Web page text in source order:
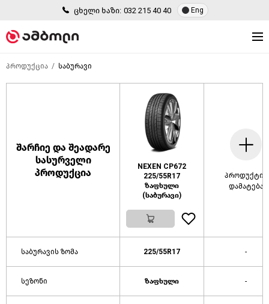
ცხელი ხაზი: 032 215 40 40 Eng
პროდუქცია საბურავი
შარჩიე და შეადარე
სასურველი
პროდუქცია
NEXEN CP672
225/55R17
ზაფხული
(საბურავი)
პროდუქტის
დამატება
საბურავის ზომა 225/55R17 -
სეზონი ზაფხული -